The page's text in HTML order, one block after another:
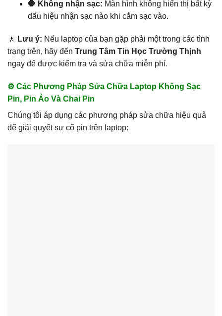
🛑 Không nhận sạc: Màn hình không hiển thị bất kỳ
dấu hiệu nhận sạc nào khi cắm sạc vào.
🚶 Lưu ý: Nếu laptop của bạn gặp phải một trong các tình
trạng trên, hãy đến Trung Tâm Tin Học Trường Thịnh
ngay để được kiểm tra và sửa chữa miễn phí.
⚙️ Các Phương Pháp Sửa Chữa Laptop Không Sạc
Pin, Pin Ảo Và Chai Pin
Chúng tôi áp dụng các phương pháp sửa chữa hiệu quả
để giải quyết sự cố pin trên laptop: